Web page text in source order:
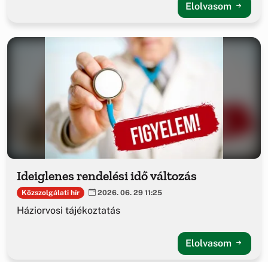
Elolvasom
Ideiglenes rendelési idő változás
Közszolgálati hír 2026. 06. 29 11:25
Háziorvosi tájékoztatás
Elolvasom